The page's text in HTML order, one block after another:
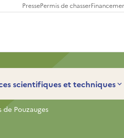
PressePermis de chasser
scientifiques et techniques
Pouzauges